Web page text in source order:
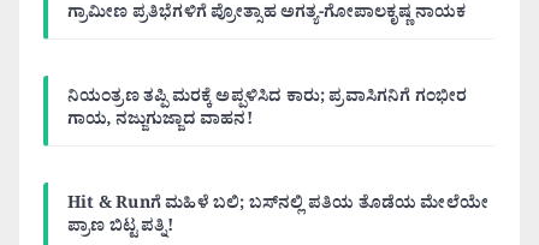
ಗ್ರಾಮೀಣ ಪ್ರತಿಭೆಗಳಿಗೆ ಪ್ರೋತ್ಸಾಹ ಅಗತ್ಯ-ಗೋಪಾಲಕೃಷ್ಣ ನಾಯಕ
ನಿಯಂತ್ರಣ ತಪ್ಪಿ ಮರಕ್ಕೆ ಅಪ್ಪಳಿಸಿದ ಕಾರು; ಪ್ರವಾಸಿಗನಿಗೆ ಗಂಭೀರ
ಗಾಯ, ನಜ್ಜುಗುಜ್ಜಾದ ವಾಹನ!
Hit & Runಗೆ ಮಹಿಳೆ ಬಲಿ; ಬಸ್‌ನಲ್ಲಿ ಪತಿಯ ತೊಡೆಯ ಮೇಲೆಯೇ
ಪ್ರಾಣ ಬಿಟ್ಟ ಪತ್ನಿ!